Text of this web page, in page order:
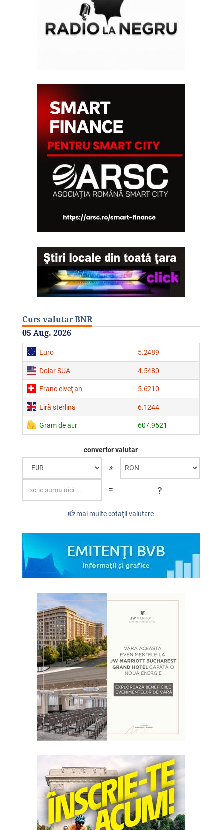
Curs valutar BNR
05 Aug. 2026
Euro 5.2489
Dolar SUA 4.5480
Franc elveţian 5.6210
Liră sterlină 6.1244
Gram de aur 607.9521
convertor valutar
»
=
?
mai multe cotaţii valutare